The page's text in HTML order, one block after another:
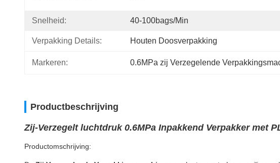
Snelheid: 40-100bags/min
Verpakking Details: Houten Doosverpakking
Markeren: 0.6MPa zij Verzegelende
Productbeschrijving
Zij-Verzegelt luchtdruk 0.6MPa Inpakkend Verpakker met
Productomschrijving: